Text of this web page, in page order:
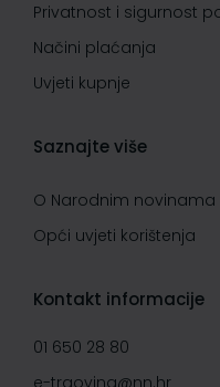
Privatnost i sigurnost
Načini plaćanja
Uvjeti kupnje
Saznajte više
O Narodnim novinama
Opći uvjeti korištenja
Kontakt informacije
01 650 28 80